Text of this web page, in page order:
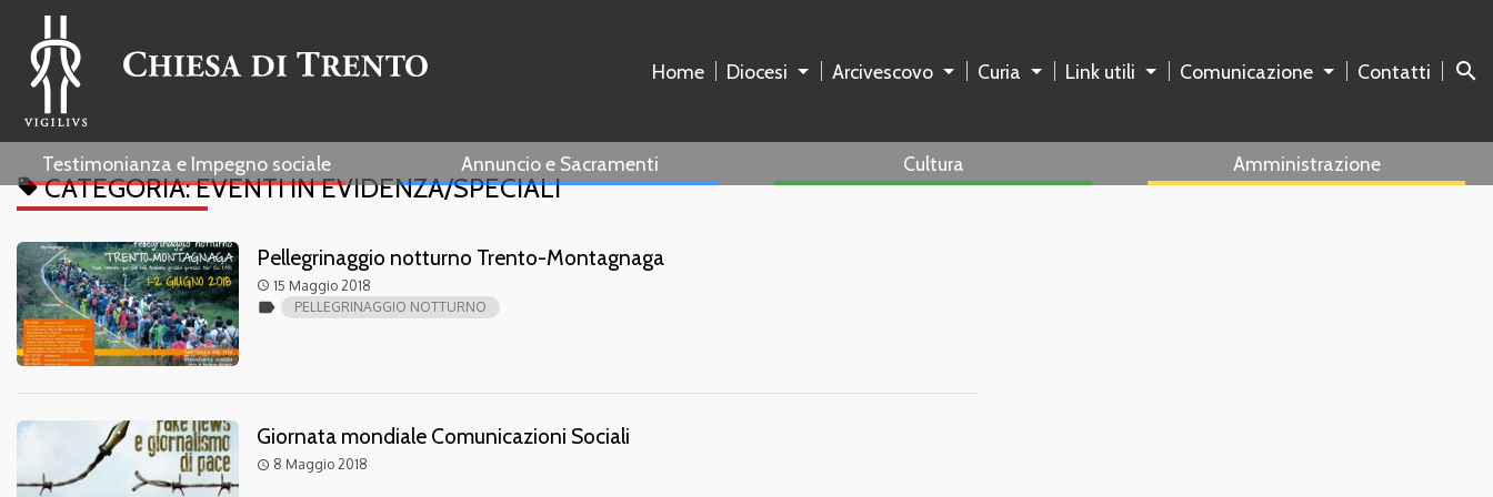
Home Diocesi Arcivescovo Curia Link utili Comunicazione Contatti search
Testimonianza e Impegno sociale Annuncio e Sacramenti Cultura Amministrazione
local_offerCATEGORIA:EVENTI IN EVIDENZA/SPECIALI
Pellegrinaggio notturno Trento-Montagnaga
access_time 15 Maggio 2018
label PELLEGRINAGGIO NOTTURNO
Giornata mondiale Comunicazioni Sociali
access_time 8 Maggio 2018